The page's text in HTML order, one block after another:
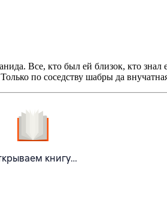
Все, кто был ей близок, кто
по соседству шабры да